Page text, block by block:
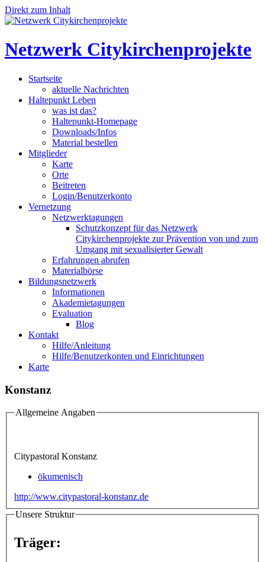
Direkt zum Inhalt
Netzwerk Citykirchenprojekte
Startseite
aktuelle Nachrichten
Haltepunkt Leben
was ist das?
Haltepunkt-Homepage
Downloads/Infos
Material bestellen
Mitglieder
Karte
Orte
Beitreten
Login/Benutzerkonto
Vernetzung
Netzwerktagungen
Schutzkonzept für das Netzwerk
Citykirchenprojekte zur Prävention von und zum
Umgang mit sexualisierter Gewalt
Erfahrungen abrufen
Materialbörse
Bildungsnetzwerk
Informationen
Akademietagungen
Evaluation
Blog
Kontakt
Hilfe/Anleitung
Hilfe/Benutzerkonten und Einrichtungen
Karte
Konstanz
Allgemeine Angaben
Citypastoral Konstanz
ökumenisch
http://www.citypastoral-konstanz.de
Unsere Struktur
Träger: